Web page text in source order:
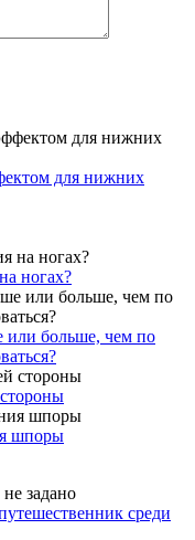
для нижних
ногах?
или больше, чем по
шпоры
среди